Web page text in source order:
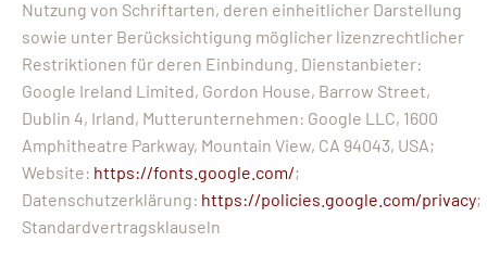
Nutzung von Schriftarten, deren einheitlicher Darstellung
sowie unter Berücksichtigung möglicher lizenzrechtlicher
Restriktionen für deren Einbindung. Dienstanbieter:
Google Ireland Limited, Gordon House, Barrow Street,
Dublin 4, Irland, Mutterunternehmen: Google LLC, 1600
Amphitheatre Parkway, Mountain View, CA 94043, USA;
Website: https://fonts.google.com/;
Datenschutzerklärung: https://policies.google.com/privacy;
Standardvertragsklauseln